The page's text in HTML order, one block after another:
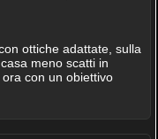
ottiche adattate, sulla
meno scatti in
con un obiettivo